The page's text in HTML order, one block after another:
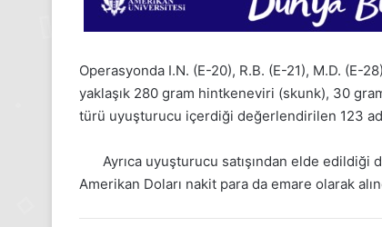
Operasyonda I.N. (E-20), R.B. (E-21), M.D. (E-
yaklaşık 280 gram hintkeneviri (skunk), 30
türü uyuşturucu içerdiği değerlendirilen 123
Ayrıca uyuşturucu satışından elde
Amerikan Doları nakit para da emare olarak